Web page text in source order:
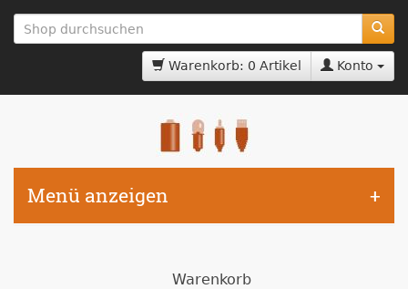
zum
Hauptinhalt
Warenkorb: 0 Artikel Konto
Menü anzeigen
Warenkorb